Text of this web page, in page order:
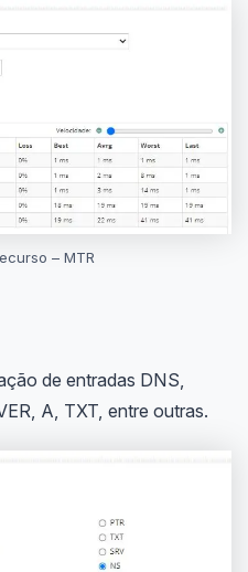
– MTR
de entradas DNS,
A, TXT, entre outras.